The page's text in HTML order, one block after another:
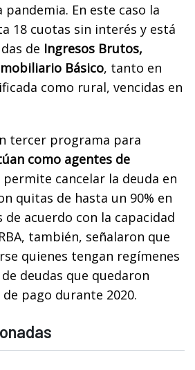
En este caso la
18 cuotas sin interés y está
de Ingresos Brutos,
Básico, tanto en
como rural, vencidas en
tercer programa para
como agentes de
permite cancelar la deuda en
quitas de hasta un 90% en
acuerdo con la capacidad
también, señalaron que
quienes tengan regímenes
deudas que quedaron
pago durante 2020.